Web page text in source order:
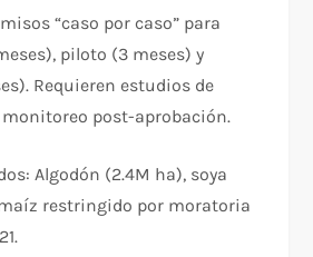
“caso por caso” para
piloto (3 meses) y
Requieren estudios de
monitoreo post-aprobación.
Algodón (2.4M ha), soya
restringido por moratoria